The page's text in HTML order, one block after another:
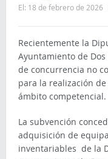
El: 18 de febrero de 2026
Recientemente la
Ayuntamiento de
de concurrencia no
para la realización
ámbito competencial.
La subvención
adquisición de
inventariables de la